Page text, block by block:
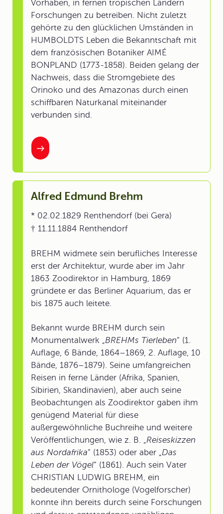
Vorhaben, in fernen tropischen Ländern
Forschungen zu betreiben. Nicht zuletzt
gehörte zu den glücklichen Umständen in
HUMBOLDTS Leben die Bekanntschaft mit
dem französischen Botaniker AIMÉ
BONPLAND (1773-1858). Beiden gelang der
Nachweis, dass die Stromgebiete des
Orinoko und des Amazonas durch einen
schiffbaren Naturkanal miteinander
verbunden sind.
Alfred Edmund Brehm
* 02.02.1829 Renthendorf (bei Gera)
† 11.11.1884 Renthendorf
BREHM widmete sein berufliches Interesse
erst der Architektur, wurde aber im Jahr
1863 Zoodirektor in Hamburg, 1869
gründete er das Berliner Aquarium, das er
bis 1875 auch leitete.
Bekannt wurde BREHM durch sein
Monumentalwerk „BREHMs Tierleben“ (1.
Auflage, 6 Bände, 1864–1869, 2. Auflage, 10
Bände, 1876–1879). Seine umfangreichen
Reisen in ferne Länder (Afrika, Spanien,
Sibirien, Skandinavien), aber auch seine
Beobachtungen als Zoodirektor gaben ihm
genügend Material für diese
außergewöhnliche Buchreihe und weitere
Veröffentlichungen, wie z. B. „Reiseskizzen
aus Nordafrika“ (1853) oder aber „Das
Leben der Vögel“ (1861). Auch sein Vater
CHRISTIAN LUDWIG BREHM, ein
bedeutender Ornithologe (Vogelforscher)
konnte ihn bereits durch seine Forschungen